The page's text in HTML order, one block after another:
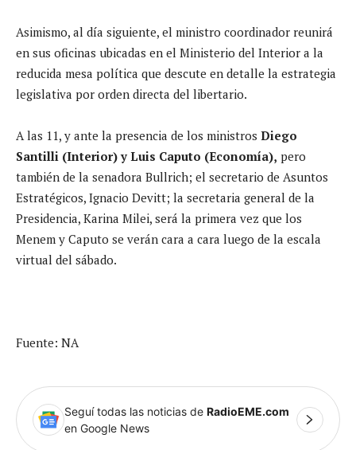
Asimismo, al día siguiente, el ministro coordinador reunirá
en sus oficinas ubicadas en el Ministerio del Interior a la
reducida mesa política que descute en detalle la estrategia
legislativa por orden directa del libertario.
A las 11, y ante la presencia de los ministros Diego
Santilli (Interior) y Luis Caputo (Economía), pero
también de la senadora Bullrich; el secretario de Asuntos
Estratégicos, Ignacio Devitt; la secretaria general de la
Presidencia, Karina Milei, será la primera vez que los
Menem y Caputo se verán cara a cara luego de la escala
virtual del sábado.
Fuente: NA
Seguí todas las noticias de RadioEME.com
en Google News